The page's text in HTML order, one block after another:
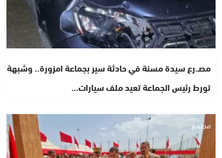
مصـ.رع سيدة مسنة في حادثة سير بجماعة امزورة.. وشبهة
تورط رئيس الجماعة تعيد ملف سيارات…
مجتمع